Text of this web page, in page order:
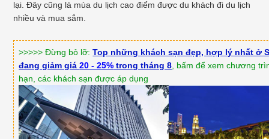
lại. Đây cũng là mùa du lịch cao điểm được du khách đi du lịch
nhiều và mua sắm.
>>>>> Đừng bỏ lỡ:Top những khách sạn đẹp, hợp lý nhất ở
đang giảm giá20 - 25% trong tháng 8, bấm để xem chương
hạn, các khách sạn được áp dụng